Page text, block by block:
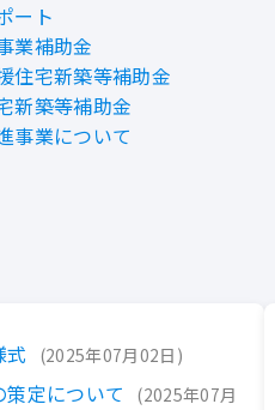
ート
業補助金
住宅新築等補助金
新築等補助金
事業について
式 2025年07月02日
定について
2025年07月